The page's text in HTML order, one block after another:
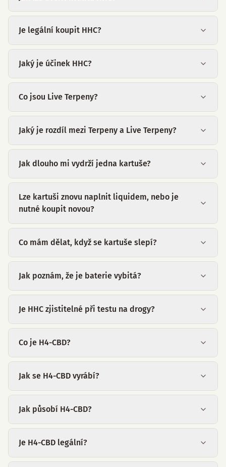
Je legální koupit HHC?
Jaký je účinek HHC?
Co jsou Live Terpeny?
Jaký je rozdíl mezi Terpeny a Live Terpeny?
Jak dlouho mi vydrží jedna kartuše?
Lze kartuši znovu naplnit liquidem, nebo je
nutné koupit novou?
Co mám dělat, když se kartuše slepí?
Jak poznám, že je baterie vybitá?
Je HHC zjistitelné při testu na drogy?
Co je H4-CBD?
Jak se H4-CBD vyrábí?
Jak působí H4-CBD?
Je H4-CBD legální?